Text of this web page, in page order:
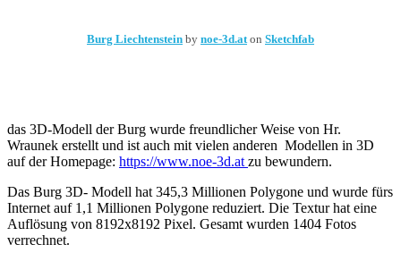
Burg Liechtenstein by noe-3d.aton Sketchfab
das 3D-Modell der Burg wurde freundlicher Weise von Hr.
Wraunek erstellt und ist auch mit vielen anderen Modellen in 3D
auf der Homepage: https://www.noe-3d.at zu bewundern.
Das Burg 3D- Modell hat 345,3 Millionen Polygone und wurde fürs
Internet auf 1,1 Millionen Polygone reduziert. Die Textur hat eine
Auflösung von 8192x8192 Pixel. Gesamt wurden 1404 Fotos
verrechnet.